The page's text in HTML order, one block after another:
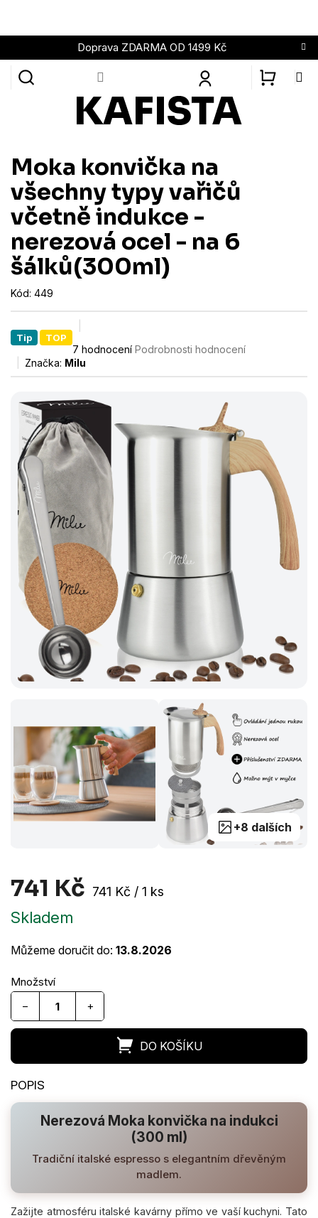
obsah
Doprava ZDARMA OD 1499 Kč
Moka konvička na
všechny typy vařičů
včetně indukce -
nerezová ocel - na 6
šálků(300ml)
Kód: 449
Tip TOP Průměrné
hodnocení
produktu
5,0
5
hvězdiček.
7 hodnocení Podrobnosti hodnocení
Značka: Milu
+8 dalších
741 Kč Měrná
741 Kč / 1 ks
Skladem
Můžeme doručit do: 13.8.2026
+
−
Nerezová Moka konvička na indukci
(300 ml)
Tradiční italské espresso s elegantním dřevěným
madlem.
Zažijte atmosféru italské kavárny přímo ve vaší kuchyni. Tato